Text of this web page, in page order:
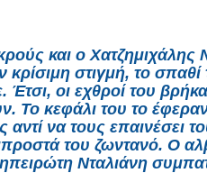
και ο Χατζημιχάλης
στιγμή, το σπαθί
οι εχθροί του
Το κεφάλι του το
να τους επαινέσει
του ζωντανό. Ο
Νταλιάνη